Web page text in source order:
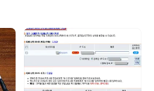
도 좋기는 하다. 점심
계속 간 것 같다. 맞바
꺼같아서 말았다. 가
는 길.. 실제로 그리